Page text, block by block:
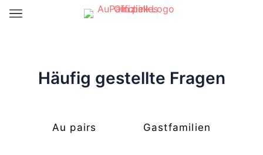
Häufig gestellte Fragen
Au pairs Gastfamilien